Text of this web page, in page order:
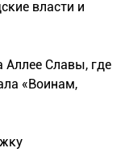
власти и
Аллее Славы, где
«Воинам,